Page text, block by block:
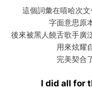
這個詞彙在嘻哈次
字面意思原
後來被黑人饒舌歌手廣
用來炫耀
完美契合
I did all for